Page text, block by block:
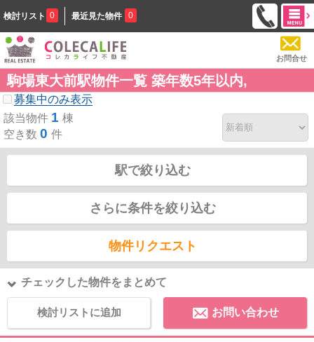
検討リスト 0 最近見た物件 0
お問合せ
駒場東大前駅物件一覧 築年数5年以内,
募集中のみ表示
該当物件 1 棟
空き数 0 件
駅で絞り込む
さらに条件を絞り込む
物件リクエスト
チェックした物件をまとめて
検討リストに追加 お問い合わせ